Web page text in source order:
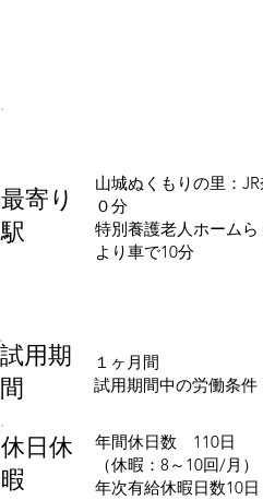
最寄り
駅
山城ぬくもりの里：
０分
特別養護老人ホーム
より車で10分
試用期
間
１ヶ月間
試用期間中の労働条件
休日休
暇
年間休日数 110日
（休暇：8～10回/月）
年次有給休暇日数10日